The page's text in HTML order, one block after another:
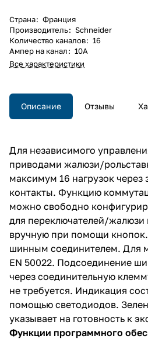
Страна: Франция
Производитель: Schneider
Количество каналов: 16
Ампер на канал: 10А
Все характеристики
Описание Отзывы
Для независимого
приводами жалюзи/
максимум 16 нагрузок
контакты. Функцию
можно свободно
для переключателей/жалюзи
вручную при помощи
шинным соединителем. Для
EN 50022. Подсоединение
через соединительную
не требуется. Индикация
помощью светодиодов.
указывает на готовность к
Функции программного